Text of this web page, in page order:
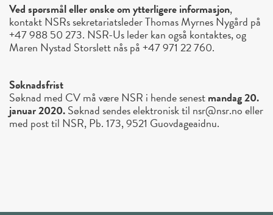
Ved spørsmål eller ønske om ytterligere informasjon,
kontakt NSRs sekretariatsleder Thomas Myrnes Nygård på
+47 988 50 273. NSR-Us leder kan også kontaktes, og
Maren Nystad Storslett nås på +47 971 22 760.
Søknadsfrist
Søknad med CV må være NSR i hende senestmandag 20.
januar 2020.Søknad sendes elektronisk til nsr@nsr.no eller
med post til NSR, Pb. 173, 9521 Guovdageaidnu.